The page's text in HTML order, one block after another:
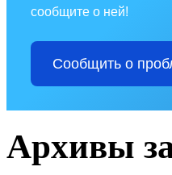
сообщите о ней!
Сообщить о
Архивы